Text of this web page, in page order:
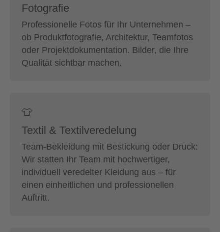
Fotografie
Professionelle Fotos für Ihr Unternehmen –
ob Produktfotografie, Architektur, Teamfotos
oder Projektdokumentation. Bilder, die Ihre
Qualität sichtbar machen.
👕
Textil & Textilveredelung
Team-Bekleidung mit Bestickung oder Druck:
Wir statten Ihr Team mit hochwertiger,
individuell veredelter Kleidung aus – für
einen einheitlichen und professionellen
Auftritt.